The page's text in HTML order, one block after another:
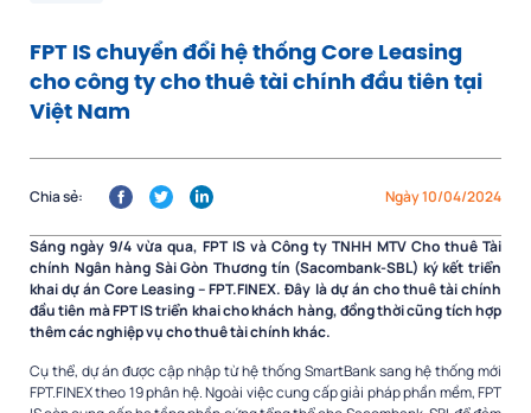
FPT IS chuyển đổi hệ thống Core Leasing
cho công ty cho thuê tài chính đầu tiên tại
Việt Nam
Ngày 10/04/2024
Chia sẻ:
Sáng ngày 9/4 vừa qua, FPT IS và Công ty TNHH MTV Cho thuê Tài
chính Ngân hàng Sài Gòn Thương tín (Sacombank-SBL) ký kết triển
khai dự án Core Leasing – FPT.FINEX. Đây là dự án cho thuê tài chính
đầu tiên mà FPT IS triển khai cho khách hàng, đồng thời cũng tích hợp
thêm các nghiệp vụ cho thuê tài chính khác.
Cụ thể, dự án được cập nhập từ hệ thống SmartBank sang hệ thống mới
FPT.FINEX theo 19 phân hệ. Ngoài việc cung cấp giải pháp phần mềm, FPT